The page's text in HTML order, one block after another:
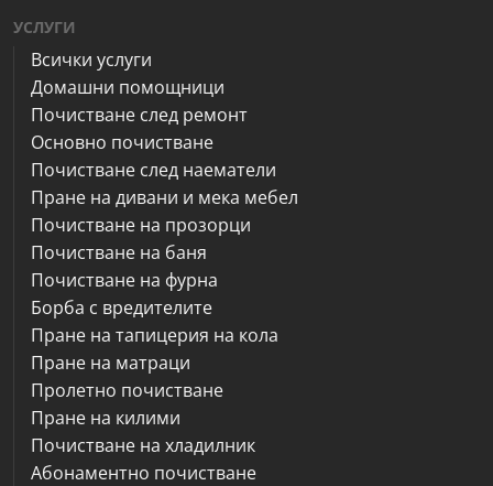
УСЛУГИ
Всички услуги
Домашни помощници
Почистване след ремонт
Основно почистване
Почистване след наематели
Пране на дивани и мека мебел
Почистване на прозорци
Почистване на баня
Почистване на фурна
Борба с вредителите
Пране на тапицерия на кола
Пране на матраци
Пролетно почистване
Пране на килими
Почистване на хладилник
Абонаментно почистване